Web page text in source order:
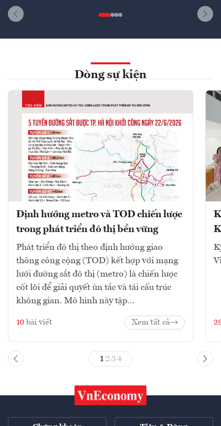
Dòng sự kiện
Định hướng metro và TOD chiến lược
trong phát triển đô thị bền vững
Phát triển đô thị theo định hướng giao
thông công cộng (TOD) kết hợp với mạng
lưới đường sắt đô thị (metro) là chiến lược
cốt lõi để giải quyết ùn tắc và tái cấu trúc
không gian. Mô hình này tập...
10 bài viết Xem tất cả
1 23 4